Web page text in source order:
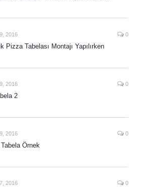
2016 0
Pizza Tabelası Montajı Yapılırken
2016 0
2
2016 0
Örnek
2016 0